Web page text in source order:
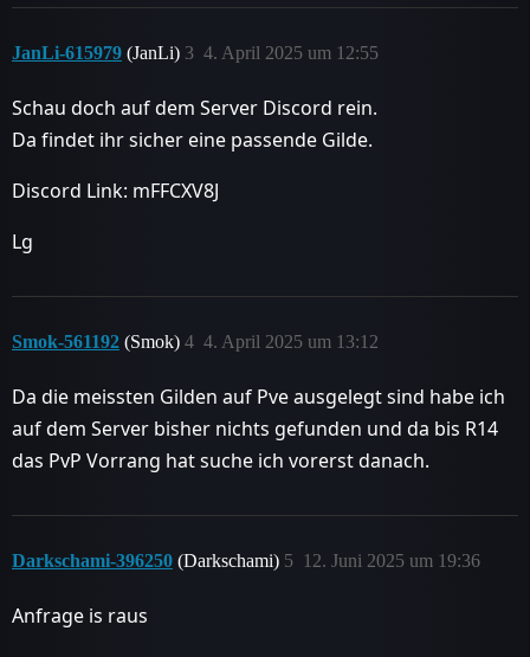
JanLi-615979 (JanLi) 4. April 2025 um 12:55
3
Schau doch auf dem Server Discord rein.
Da findet ihr sicher eine passende Gilde.
Discord Link: mFFCXV8J
Lg
Smok-561192 (Smok) 4. April 2025 um 13:12
4
Da die meissten Gilden auf Pve ausgelegt sind habe ich
auf dem Server bisher nichts gefunden und da bis R14
das PvP Vorrang hat suche ich vorerst danach.
Darkschami-396250 (Darkschami) 12. Juni 2025 um 19:36
5
Anfrage is raus